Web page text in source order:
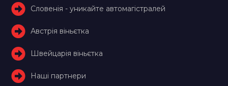
Словенія - уникайте автомагістралей
Австрія віньєтка
Швейцарія віньєтка
Наші партнери